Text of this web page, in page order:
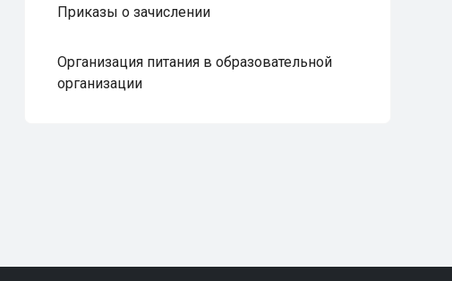
Приказы о зачислении
Организация питания в образовательной
организации